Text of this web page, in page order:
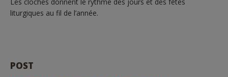
Les cloches donnent le rythme des jours et des fêtes
liturgiques au fil de l’année.
POST